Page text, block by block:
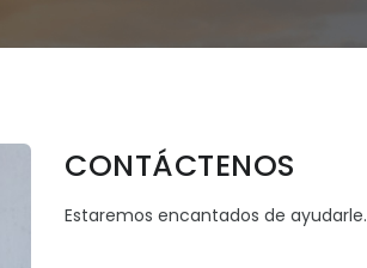
CONTÁCTENOS
Estaremos encantados de ayudarle.